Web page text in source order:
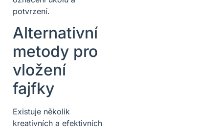
potvrzení.
Alternativní
metody pro
vložení
fajfky
Existuje několik
kreativních a efektivních